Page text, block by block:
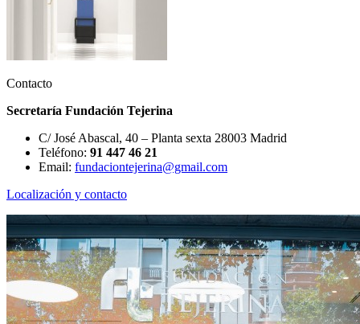
Contacto
Secretaría Fundación Tejerina
C/ José Abascal, 40 – Planta sexta 28003 Madrid
Teléfono: 91 447 46 21
Email: fundaciontejerina@gmail.com
Localización y contacto